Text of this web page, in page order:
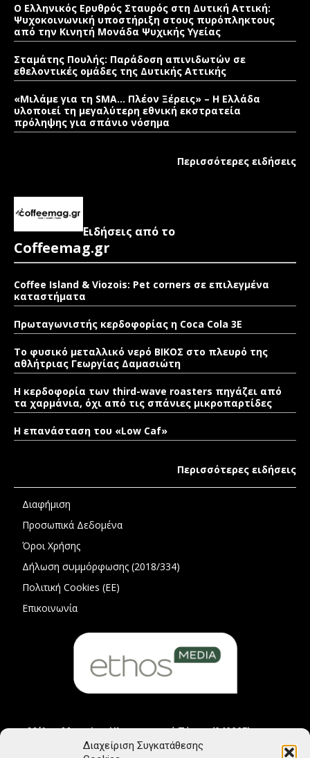
Διαχείριση Συγκατάθεσης
Ο Ελληνικός Ερυθρός Σταυρός στη Δυτική Αττική:
Ψυχοκοινωνική υποστήριξη στους πυρόπληκτους
από την Κινητή Μονάδα Ψυχικής Υγείας
Σταμάτης Πουλής: Παράδοση απινιδωτών σε
εθελοντικές ομάδες της Δυτικής Αττικής
«Μιλάμε για τη SMA… Πλέον Ξέρεις» – Η Ελλάδα
υλοποιεί τη μεγαλύτερη εθνική εκστρατεία
πρόληψης για σπάνιο νόσημα
Περισσότερες ειδήσεις
Ειδήσεις από το
Coffeemag.gr
Coffee Island & Viozois: Pet corners σε επιλεγμένα
καταστήματα
Πρωταγωνιστής κερδοφορίας η Coca Cola 3E
Το φυσικό μεταλλικό νερό ΒΙΚΟΣ στο πλευρό της
αθλήτριας Γεωργίας Δαμασιώτη
Η κερδοφορία των third-wave roasters πηγάζει από
τα χαρμάνια, όχι από τις σπάνιες μικροπαρτίδες
Η επανάσταση του «Low Caf»
Περισσότερες ειδήσεις
Διαφήμιση
Προσωπικά Δεδομένα
Όροι Χρήσης
Δήλωση συμμόρφωσης (2018/334)
Πολιτική Cookies (ΕΕ)
Επικοινωνία
Μέλος Μητρώου Ηλεκτρονικού Τύπου (242225)